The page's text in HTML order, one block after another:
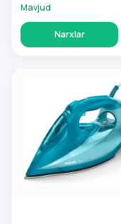
Mavjud
Narxlar